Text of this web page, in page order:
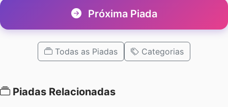
Próxima Piada
Todas as Piadas Categorias
Piadas Relacionadas